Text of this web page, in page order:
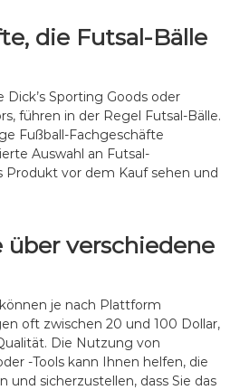
die Futsal-Bälle
Sporting Goods oder
führen in der Regel Futsal-Bälle.
Fußball-Fachgeschäfte
Auswahl an Futsal-
Produkt vor dem Kauf sehen und
über verschiedene
je nach Plattform
oft zwischen 20 und 100 Dollar,
Die Nutzung von
-Tools kann Ihnen helfen, die
sicherzustellen, dass Sie das